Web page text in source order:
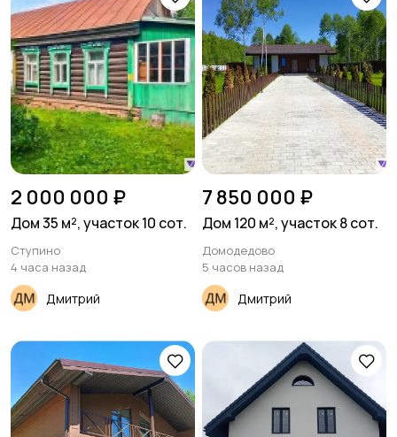
2 000 000 ₽
Дом 35 м², участок 10 сот.
Ступино
4 часа назад
Дмитрий
7 850 000 ₽
Дом 120 м², участок 8 сот.
Домодедово
5 часов назад
Дмитрий